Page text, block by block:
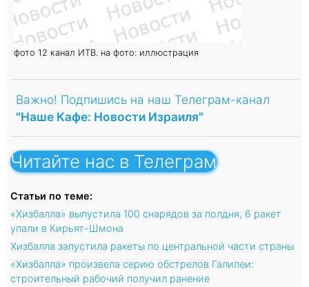
фото 12 канал ИТВ. на фото: иллюстрация
Важно! Подпишись на наш Телеграм-канал
"Наше Кафе: Новости Израиля"
Читайте нас в Телеграм
Статьи по теме:
«Хизбалла» выпустила 100 снарядов за полдня, 6 ракет
упали в Кирьят-Шмона
Хизбалла запустила ракеты по центральной части страны
«Хизбалла» произвела серию обстрелов Галилеи:
строительный рабочий получил ранение